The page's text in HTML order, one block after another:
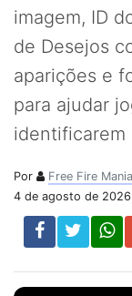
imagem, ID
de Desejos
aparições e
para ajudar
identificarem
Por
Free Fire Mania
4 de agosto de